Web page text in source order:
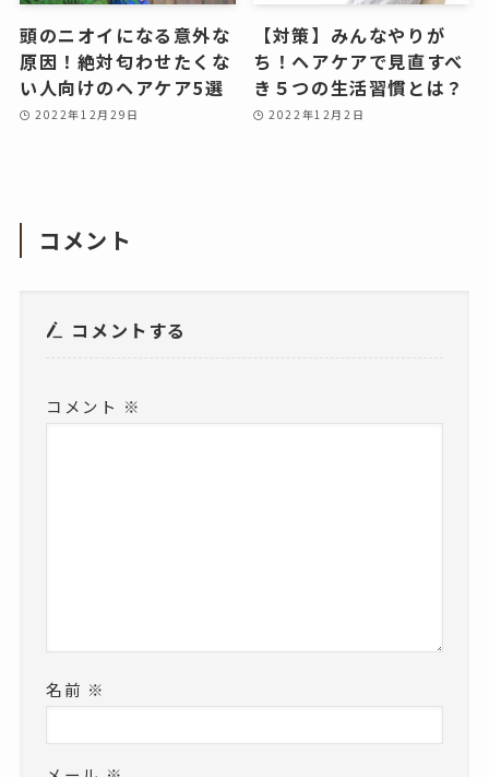
頭のニオイになる意外な
原因！絶対匂わせたくな
い人向けのヘアケア5選
2022年12月29日
【対策】みんなやりが
ち！ヘアケアで見直すべ
き５つの生活習慣とは？
2022年12月2日
コメント
コメントする
コメント ※
名前 ※